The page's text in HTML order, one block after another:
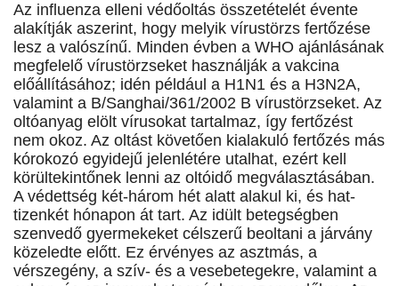
Az influenza elleni védőoltás összetételét évente
alakítják aszerint, hogy melyik vírustörzs fertőzése
lesz a valószínű. Minden évben a WHO ajánlásának
megfelelő vírustörzseket használják a vakcina
előállításához; idén például a H1N1 és a H3N2A,
valamint a B/Sanghai/361/2002 B vírustörzseket. Az
oltóanyag elölt vírusokat tartalmaz, így fertőzést
nem okoz. Az oltást követően kialakuló fertőzés más
kórokozó egyidejű jelenlétére utalhat, ezért kell
körültekintőnek lenni az oltóidő megválasztásában.
A védettség két-három hét alatt alakul ki, és hat-
tizenkét hónapon át tart. Az idült betegségben
szenvedő gyermekeket célszerű beoltani a járvány
közeledte előtt. Ez érvényes az asztmás, a
vérszegény, a szív- és a vesebetegekre, valamint a